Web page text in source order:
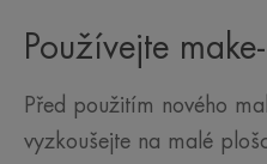
Používejte
Před použitím nového
vyzkoušejte na malé